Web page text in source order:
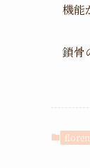
機能
鎖骨